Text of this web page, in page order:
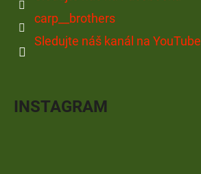
carp__brothers
Sledujte náš kanál na YouTube
INSTAGRAM